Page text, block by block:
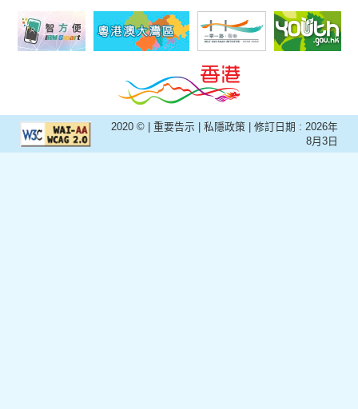
2020 © | 重要告示 | 私隱政策 | 修訂日期 : 2026年
8月3日